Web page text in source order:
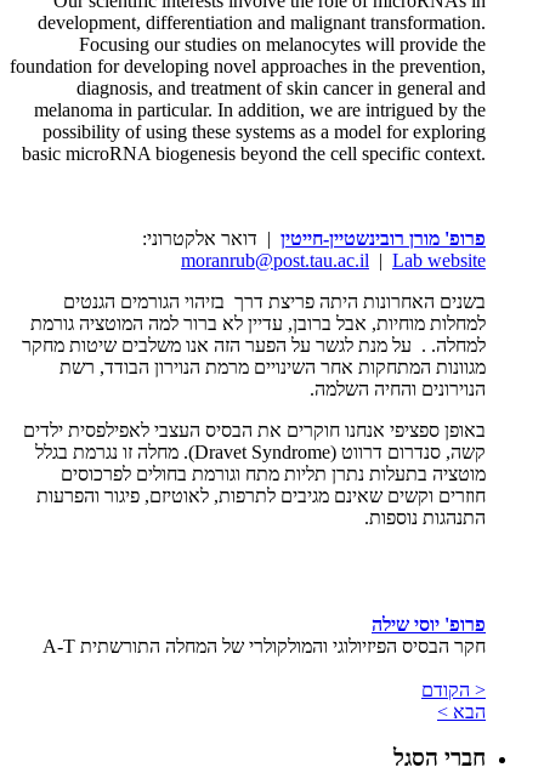
development, differentiation and malignant transformation.
Focusing our studies on melanocytes will provide the
foundation for developing novel approaches in the prevention,
diagnosis, and treatment of skin cancer in general and
melanoma in particular. In addition, we are intrigued by the
possibility of using these systems as a model for exploring
basic microRNA biogenesis beyond the cell specific context.
פרופ' מורן רובינשטיין-חייטין | דואר אלקטרוני:
moranrub@post.tau.ac.il | Lab website
בשנים האחרונות היתה פריצת דרך בזיהוי הגורמים הגנטים
למחלות מוחיות, אבל ברובן, עדיין לא ברור למה המוטציה גורמת
למחלה. . על מנת לגשר על הפער הזה אנו משלבים שיטות מחקר
מגוונות המתחקות אחר השינויים מרמת הנוירון הבודד, רשת
הנוירונים והחיה השלמה.
באופן ספציפי אנחנו חוקרים את הבסיס העצבי לאפילפסית ילדים
קשה, סנדרום דרווט (Dravet Syndrome). מחלה זו נגרמת בגלל
מוטציה בתעלות נתרן תליות מתח וגורמת בחולים לפרכוסים
חוזרים וקשים שאינם מגיבים לתרפות, לאוטיזם, פיגור והפרעות
התנהגות נוספות.
פרופ' יוסי שילה
חקר הבסיס הפיזיולוגי והמולקולרי של המחלה התורשתית A-T
< הקודם
הבא >
חברי הסגל